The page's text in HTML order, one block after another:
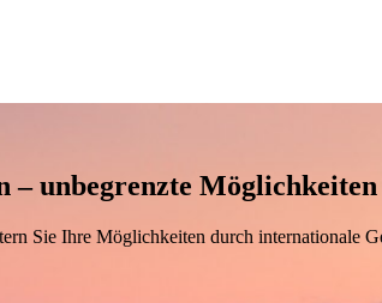
– unbegrenzte Möglichkeiten
Sie Ihre Möglichkeiten durch internationale